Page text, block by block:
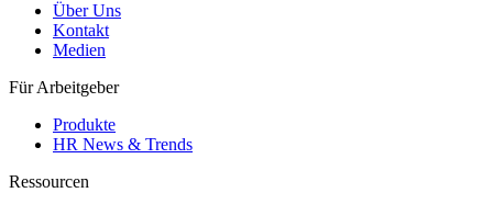
Über Uns
Kontakt
Medien
Für Arbeitgeber
Produkte
HR News & Trends
Ressourcen